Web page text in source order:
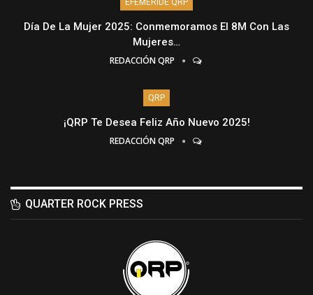
EFEMÉRIDE QRP
Día De La Mujer 2025: Conmemoramos El 8M Con Las
Mujeres…
REDACCIÓN QRP
QRP
¡QRP Te Desea Feliz Año Nuevo 2025!
REDACCIÓN QRP
QUARTER ROCK PRESS